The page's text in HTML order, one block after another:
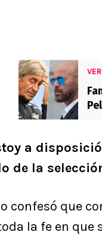
a
de la
confesó que
la fe en que